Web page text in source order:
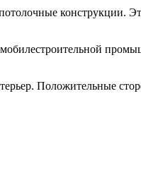
конструкции.
Положительные